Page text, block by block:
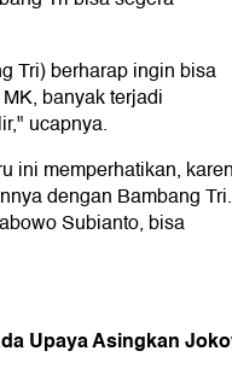
Tri) berharap ingin bisa
banyak terjadi
ucapnya.
ini memperhatikan,
dengan Bambang Tri.
Subianto, bisa
Upaya Asingkan